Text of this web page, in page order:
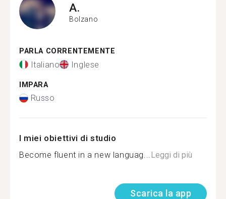
A.
Bolzano
PARLA CORRENTEMENTE
Italiano Inglese
IMPARA
Russo
I miei obiettivi di studio
Become fluent in a new languag...Leggi di più
Scarica la app